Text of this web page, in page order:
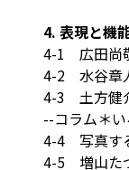
4. 表現と機
4-1 広田尚
4-2 水谷章
4-3 土方健
--コラム＊
4-4 写真す
4-5 増山た